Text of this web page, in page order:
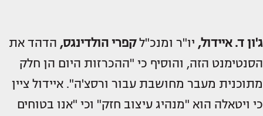
ג'ון ד. איידול, יו"ר ומנכ"לקפרי הולדינגס, הדהד את
הסנטימנט הזה, והוסיף כי "ההכרזות היום הן חלק
מתוכנית מעבר מחושבת עבור ורסצ'ה". איידול ציין
כי ויטאלה הוא "מנהיג עיצוב חזק" וכי "אנו בטוחים